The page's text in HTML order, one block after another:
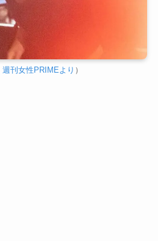
週刊女性PRIMEより ）